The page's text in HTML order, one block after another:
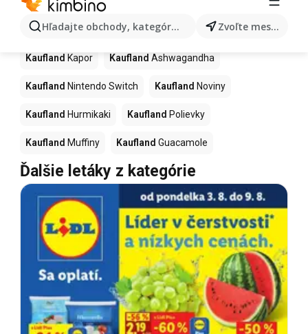
Hľadajte obchody, kategórie, produkty... Zvoľte mesto
Ďalšie produkty v obchodoch
Kaufland
Kaufland Kapor Kaufland Ashwagandha
Kaufland Nintendo Switch Kaufland Noviny
Kaufland Hurmikaki Kaufland Polievky
Kaufland Muffiny Kaufland Guacamole
Ďalšie letáky z kategórie